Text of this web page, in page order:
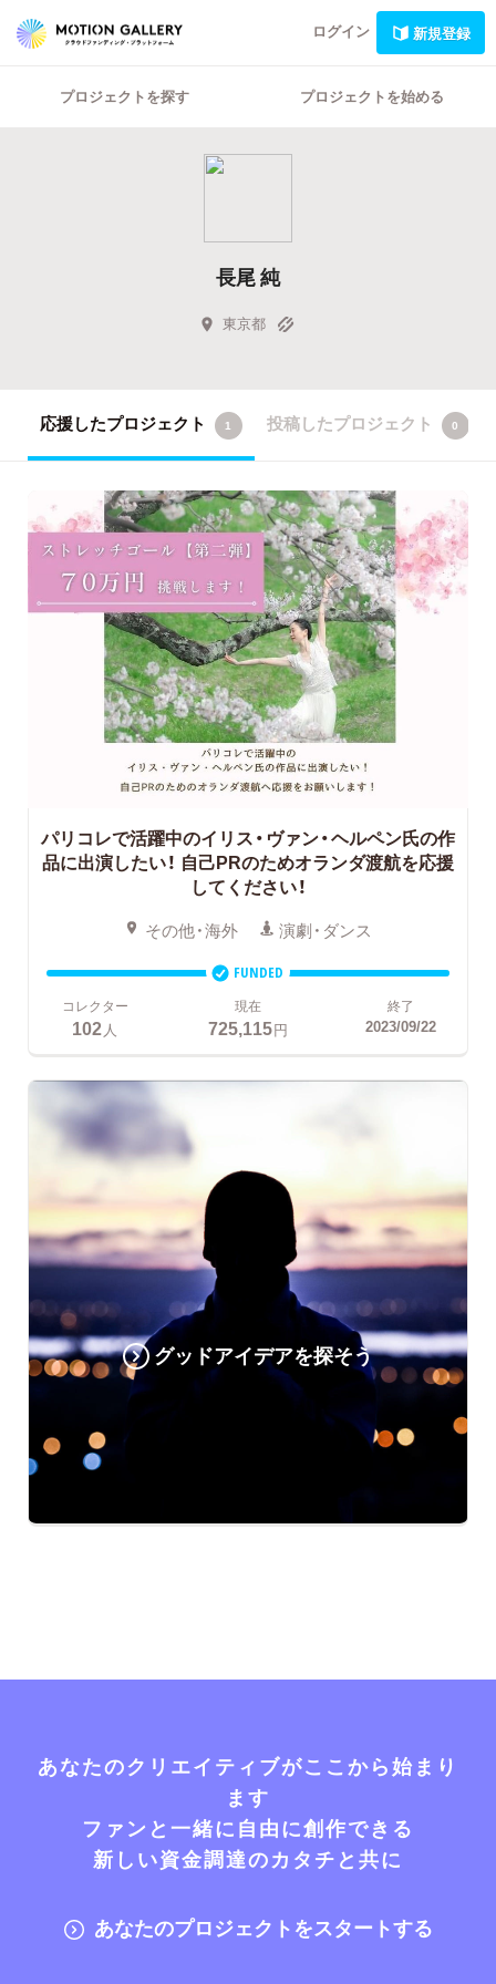
ログイン 新規登録
プロジェクトを探す プロジェクトを始める
長尾 純
東京都
応援したプロジェクト 1 投稿したプロジェクト 0
パリコレで活躍中のイリス・ヴァン・ヘルペン氏の作
品に出演したい！ 自己PRのためオランダ渡航を応援
してください！
その他・海外 演劇・ダンス
FUNDED
コレクター
102 人
現在
725,115円
終了
2023/09/22
グッドアイデアを探そう
あなたのクリエイティブがここから始まり
ます
ファンと一緒に自由に創作できる
新しい資金調達のカタチと共に
あなたのプロジェクトをスタートする